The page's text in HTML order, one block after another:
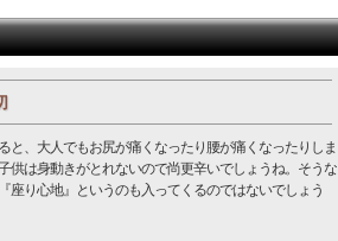
、大人でもお尻が痛くなったり腰が痛くなったりしま
供は身動きがとれないので尚更辛いでしょうね。そうな
座り心地』というのも入ってくるのではないでしょう